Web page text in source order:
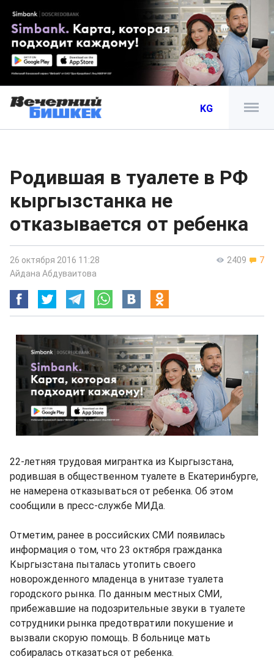
KG
Родившая в туалете в РФ
кыргызстанка не
отказывается от ребенка
2409 7
26 октября 2016 11:28
Айдана Абдуваитова
22-летняя трудовая мигрантка из Кыргызстана,
родившая в общественном туалете в Екатеринбурге,
не намерена отказываться от ребенка. Об этом
сообщили в пресс-службе МИДа.
Отметим, ранее в российских СМИ появилась
информация о том, что 23 октября гражданка
Кыргызстана пыталась утопить своего
новорожденного младенца в унитазе туалета
городского рынка. По данным местных СМИ,
прибежавшие на подозрительные звуки в туалете
сотрудники рынка предотвратили покушение и
вызвали скорую помощь. В больнице мать
собиралась отказаться от ребенка.